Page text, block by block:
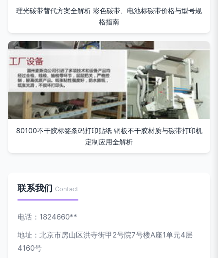
理光碳带替代方案全解析 彩色碳带、电池标碳带价格与型号规
格指南
80100不干胶标签条码打印贴纸 铜板不干胶材质与碳带打印机
定制应用全解析
联系我们 Contact
电话：1824660**
地址：北京市房山区洪寺街甲2号院7号楼A座1单元4层
4160号